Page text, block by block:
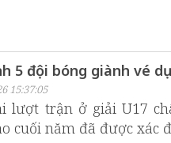
5 đội bóng giành vé
15:37:05
lượt trận ở giải U17
cuối năm đã được xác